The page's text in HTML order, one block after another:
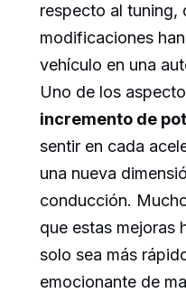
respecto al tuning,
modificaciones
vehículo en una
Uno de los
incremento de
sentir en cada
una nueva
conducción.
que estas mejoras
solo sea más
emocionante de